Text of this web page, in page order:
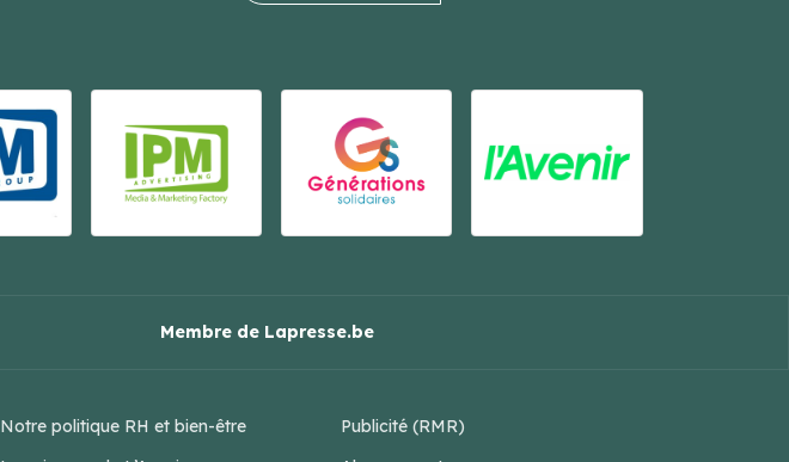
Membre de Lapresse.be
Notre politique RH et bien-être
Publicité (RMR)